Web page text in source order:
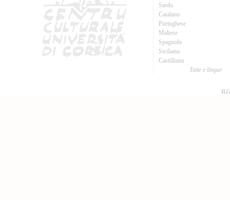
Sardu
Catalanu
Purtughese
Maltese
Spagnolu
Sicilianu
Castillianu
Tutte e lingue